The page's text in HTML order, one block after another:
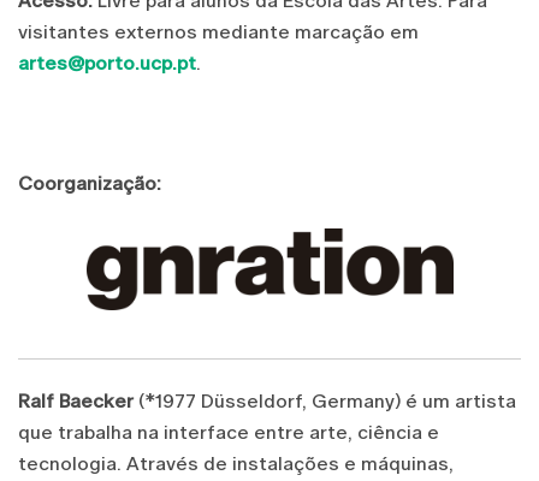
visitantes externos mediante marcação em
artes@porto.ucp.pt.
Coorganização:
Ralf Baecker (*1977 Düsseldorf, Germany) é um artista
que trabalha na interface entre arte, ciência e
tecnologia. Através de instalações e máquinas,